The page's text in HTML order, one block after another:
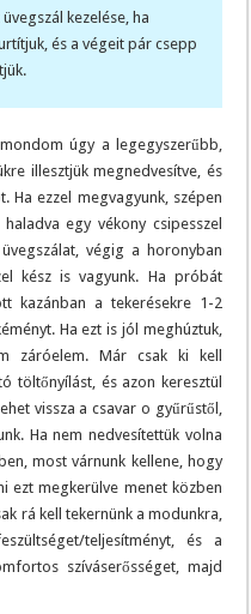
kezelése, ha
és a végeit pár csepp
úgy a legegyszerűbb,
illesztjük megnedvesítve, és
Ha ezzel megvagyunk, szépen
egy vékony csipesszel
végig a horonyban
kész is vagyunk. Ha próbát
kazánban a tekerésekre 1-2
Ha ezt is jól meghúztuk,
záróelem. Már csak ki kell
töltőnyílást, és azon keresztül
vissza a csavar o gyűrűstől,
Ha nem nedvesítettük volna
most várnunk kellene, hogy
ezt megkerülve menet közben
rá kell tekernünk a modunkra,
teljesítményt, és a
szíváserősséget, majd